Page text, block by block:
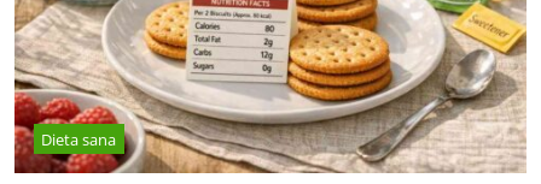
Dieta sana